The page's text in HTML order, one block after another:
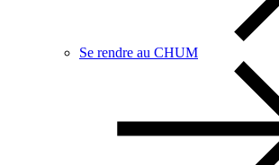
Se rendre au CHUM